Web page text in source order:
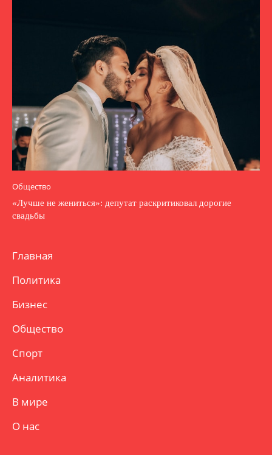
Общество
«Лучше не жениться»: депутат раскритиковал дорогие
свадьбы
Главная
Политика
Бизнес
Общество
Спорт
Аналитика
В мире
О нас